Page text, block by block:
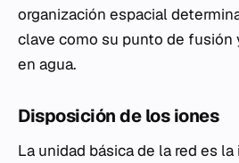
organización espacial
clave como su punto de fusión
en agua.
Disposición de los iones
La unidad básica de la red es